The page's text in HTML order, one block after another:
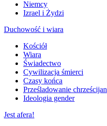
Niemcy
Izrael i Żydzi
Duchowość i wiara
Kościół
Wiara
Świadectwo
Cywilizacja śmierci
Czasy końca
Prześladowanie chrześcijan
Ideologia gender
Jest afera!